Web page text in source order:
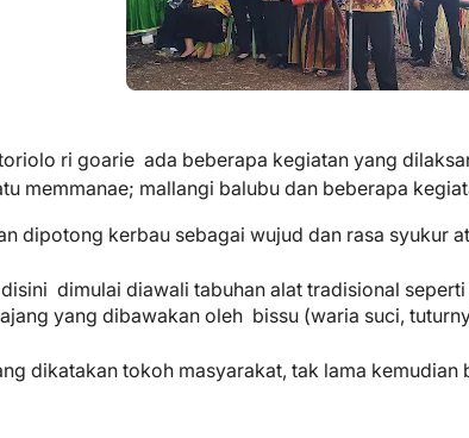
ri goarie ada beberapa kegiatan yang
memmanae; mallangi balubu dan beberapa
dipotong kerbau sebagai wujud dan rasa syukur
dimulai diawali tabuhan alat tradisional
yang dibawakan oleh bissu (waria suci,
dikatakan tokoh masyarakat, tak lama